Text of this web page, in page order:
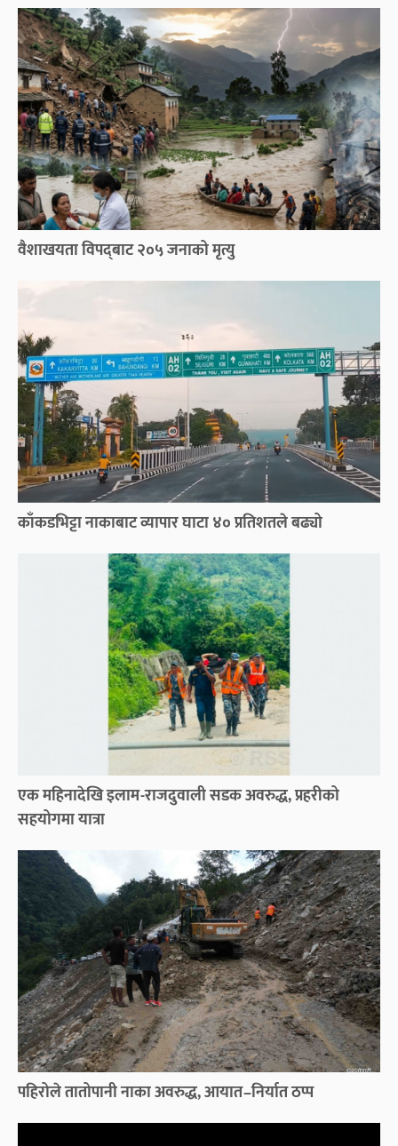
वैशाखयता विपद्‌बाट २०५ जनाको मृत्यु
काँकडभिट्टा नाकाबाट व्यापार घाटा ४० प्रतिशतले बढ्यो
एक महिनादेखि इलाम-राजदुवाली सडक अवरुद्ध, प्रहरीको
सहयोगमा यात्रा
पहिरोले तातोपानी नाका अवरुद्ध, आयात–निर्यात ठप्प